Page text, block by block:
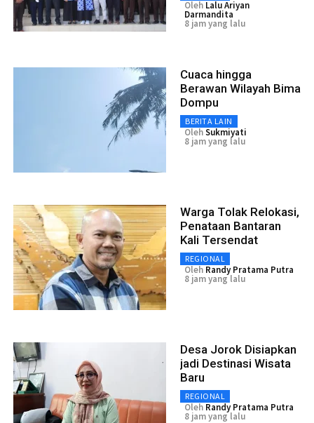
Oleh Lalu Ariyan
Darmandita
8 jam yang lalu
Cuaca hingga
Berawan Wilayah Bima
Dompu
BERITA LAIN
OlehSukmiyati
8 jam yang lalu
Warga Tolak Relokasi,
Penataan Bantaran
Kali Tersendat
REGIONAL
Oleh Randy Pratama Putra
8 jam yang lalu
Desa Jorok Disiapkan
jadi Destinasi Wisata
Baru
REGIONAL
Oleh Randy Pratama Putra
8 jam yang lalu